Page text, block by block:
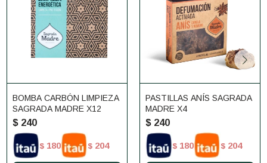
BOMBA CARBÓN LIMPIEZA
SAGRADA MADRE X12
$ 240
$ 180 $ 204
PASTILLAS ANÍS SAGRADA
MADRE X4
$ 240
$ 180 $ 204